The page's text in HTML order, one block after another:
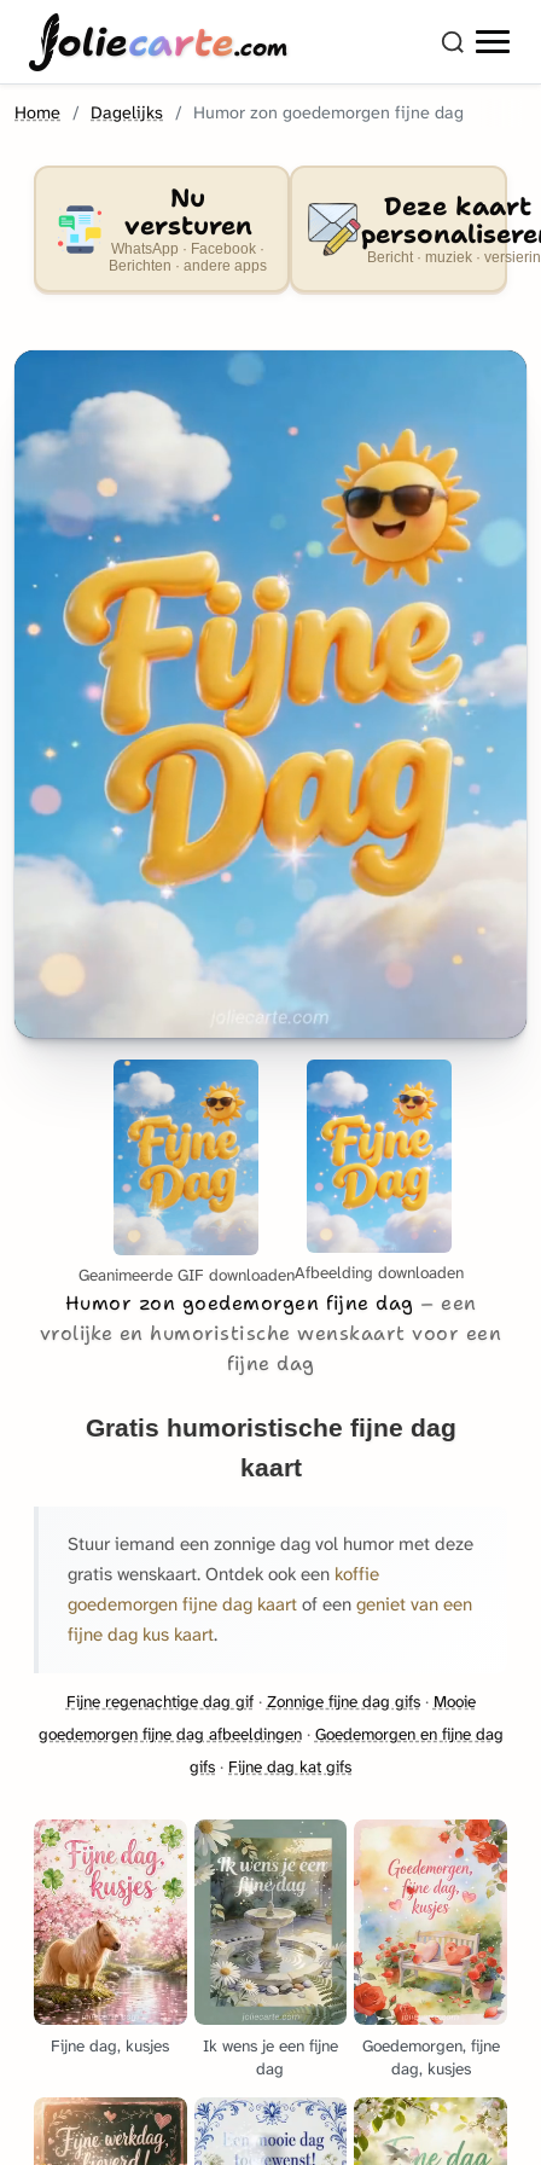
oliecarte.com
Home Dagelijks Humor zon goedemorgen fijne dag
Nu
versturen
WhatsApp · Facebook ·
Berichten · andere apps
Deze kaart
Bericht · muziek ·
Geanimeerde GIF downloadenAfbeelding downloaden
Humor zon goedemorgen fijne dag
een
vrolijke en humoristische wenskaart voor een
fijne dag
Gratis humoristische fijne dag
kaart
Stuur iemand een zonnige dag vol humor met deze
gratis wenskaart. Ontdek ook een koffie
goedemorgen fijne dag kaart of een geniet van een
fijne dag kus kaart.
Fijne regenachtige dag gif· Zonnige fijne dag gifs· Mooie
goedemorgen fijne dag afbeeldingen· Goedemorgen en fijne dag
gifs · Fijne dag kat gifs
Fijne dag, kusjes
Ik wens je een fijne
dag
Goedemorgen, fijne
dag, kusjes